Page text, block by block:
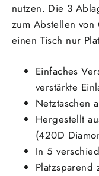
nutzen. Die 3
zum Abstellen
einen Tisch nur
Einfaches
verstärkte
Netztaschen
Hergestellt
(420D
In 5
Platzsparend